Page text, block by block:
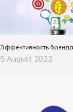
Эффективность
5 August 2022